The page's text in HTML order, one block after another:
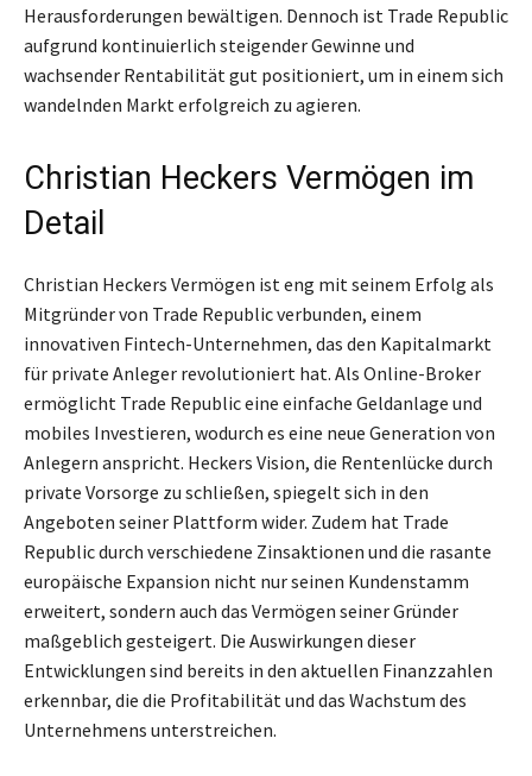
Herausforderungen bewältigen. Dennoch ist Trade Republic
aufgrund kontinuierlich steigender Gewinne und
wachsender Rentabilität gut positioniert, um in einem sich
wandelnden Markt erfolgreich zu agieren.
Christian Heckers Vermögen im
Detail
Christian Heckers Vermögen ist eng mit seinem Erfolg als
Mitgründer von Trade Republic verbunden, einem
innovativen Fintech-Unternehmen, das den Kapitalmarkt
für private Anleger revolutioniert hat. Als Online-Broker
ermöglicht Trade Republic eine einfache Geldanlage und
mobiles Investieren, wodurch es eine neue Generation von
Anlegern anspricht. Heckers Vision, die Rentenlücke durch
private Vorsorge zu schließen, spiegelt sich in den
Angeboten seiner Plattform wider. Zudem hat Trade
Republic durch verschiedene Zinsaktionen und die rasante
europäische Expansion nicht nur seinen Kundenstamm
erweitert, sondern auch das Vermögen seiner Gründer
maßgeblich gesteigert. Die Auswirkungen dieser
Entwicklungen sind bereits in den aktuellen Finanzzahlen
erkennbar, die die Profitabilität und das Wachstum des
Unternehmens unterstreichen.